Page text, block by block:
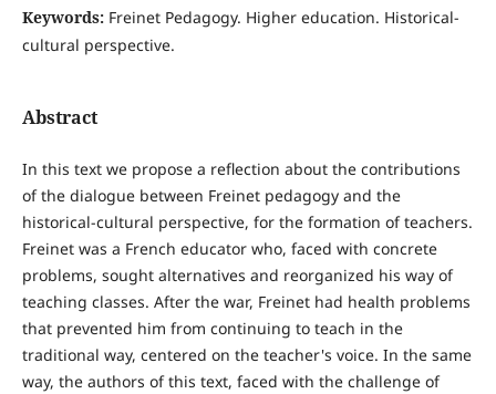
Keywords: Freinet Pedagogy. Higher education. Historical-
cultural perspective.
Abstract
In this text we propose a reflection about the contributions
of the dialogue between Freinet pedagogy and the
historical-cultural perspective, for the formation of teachers.
Freinet was a French educator who, faced with concrete
problems, sought alternatives and reorganized his way of
teaching classes. After the war, Freinet had health problems
that prevented him from continuing to teach in the
traditional way, centered on the teacher's voice. In the same
way, the authors of this text, faced with the challenge of